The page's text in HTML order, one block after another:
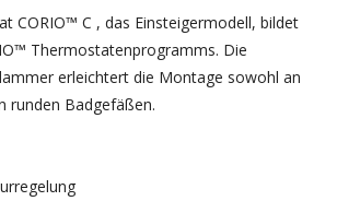
CORIO™ C , das Einsteigermodell, bildet
Thermostatenprogramms. Die
erleichtert die Montage sowohl an
runden Badgefäßen.